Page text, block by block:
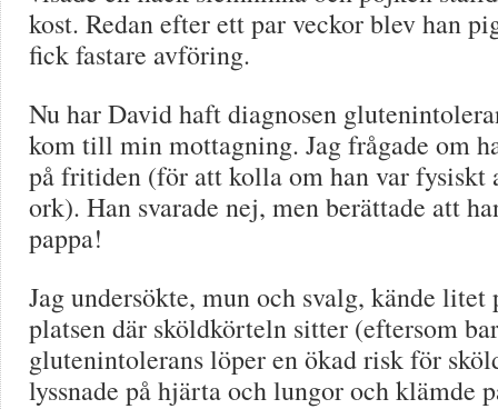
kost. Redan efter ett par veckor blev han
fick fastare avföring.
Nu har David haft diagnosen
kom till min mottagning. Jag frågade om
på fritiden (för att kolla om han var fysiskt
ork). Han svarade nej, men berättade att
pappa!
Jag undersökte, mun och svalg, kände litet
platsen där sköldkörteln sitter (eftersom
glutenintolerans löper en ökad risk för
lyssnade på hjärta och lungor och klämde